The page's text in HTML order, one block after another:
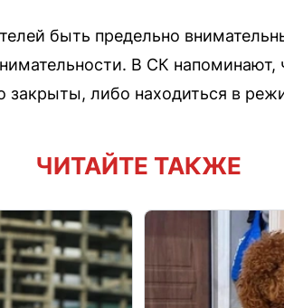
быть предельно
В СК
либо находиться в
ЧИТАЙТЕ ТАКЖЕ